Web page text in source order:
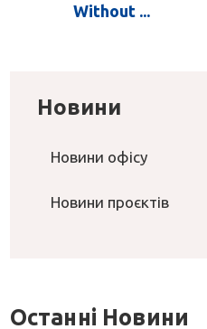
Without ...
Новини
Новини офісу
Новини проєктів
Останні Новини